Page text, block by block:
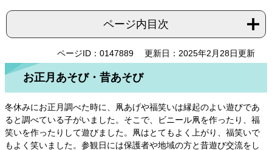
ページ内目次
ページID：0147889 更新日：2025年2月28日更新
お正月あそび・昔あそび
冬休みにお正月調べた時に、凧あげや福笑いは縁起のよい遊びであ
ると調べている子がいました。そこで、ビニール凧を作ったり、福
笑いを作ったりして遊びました。凧はとてもよく上がり、福笑いで
もよく笑いました。参観日には保護者や地域の方と昔遊び交流をし